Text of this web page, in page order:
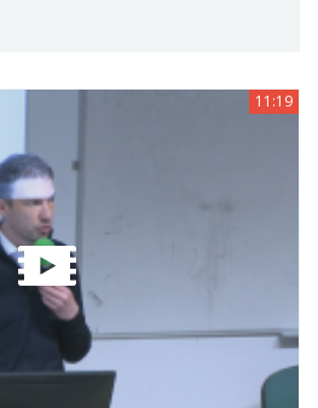
11:19